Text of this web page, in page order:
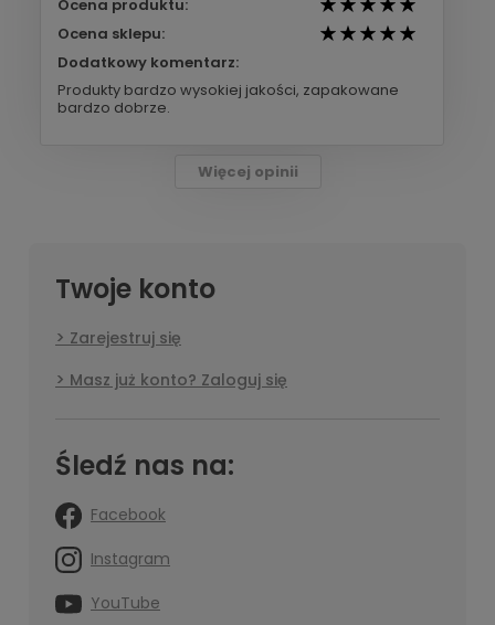
Ocena produktu:
Ocena sklepu:
Dodatkowy komentarz:
Produkty bardzo wysokiej jakości, zapakowane
bardzo dobrze.
Więcej opinii
Twoje konto
Zarejestruj się
Masz już konto? Zaloguj się
Śledź nas na:
Facebook
Instagram
YouTube